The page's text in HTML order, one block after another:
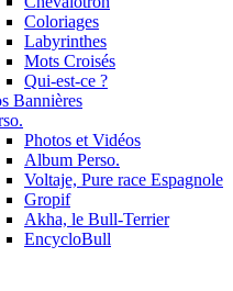
Coloriages
Labyrinthes
Mots Croisés
Qui-est-ce ?
Bannières
Photos et Vidéos
Album Perso.
Voltaje, Pure race Espagnole
Gropif
Akha, le Bull-Terrier
EncycloBull